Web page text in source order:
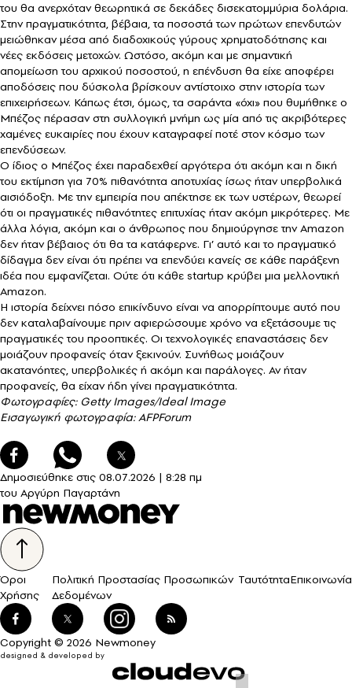
του θα ανερχόταν θεωρητικά σε δεκάδες δισεκατομμύρια δολάρια.
Στην πραγματικότητα, βέβαια, τα ποσοστά των πρώτων επενδυτών
μειώθηκαν μέσα από διαδοχικούς γύρους χρηματοδότησης και
νέες εκδόσεις μετοχών. Ωστόσο, ακόμη και με σημαντική
απομείωση του αρχικού ποσοστού, η επένδυση θα είχε αποφέρει
αποδόσεις που δύσκολα βρίσκουν αντίστοιχο στην ιστορία των
επιχειρήσεων. Κάπως έτσι, όμως, τα σαράντα «όχι» που θυμήθηκε ο
Μπέζος πέρασαν στη συλλογική μνήμη ως μία από τις ακριβότερες
χαμένες ευκαιρίες που έχουν καταγραφεί ποτέ στον κόσμο των
επενδύσεων.
Ο ίδιος ο Μπέζος έχει παραδεχθεί αργότερα ότι ακόμη και η δική
του εκτίμηση για 70% πιθανότητα αποτυχίας ίσως ήταν υπερβολικά
αισιόδοξη. Με την εμπειρία που απέκτησε εκ των υστέρων, θεωρεί
ότι οι πραγματικές πιθανότητες επιτυχίας ήταν ακόμη μικρότερες. Με
άλλα λόγια, ακόμη και ο άνθρωπος που δημιούργησε την Amazon
δεν ήταν βέβαιος ότι θα τα κατάφερνε. Γι’ αυτό και το πραγματικό
δίδαγμα δεν είναι ότι πρέπει να επενδύει κανείς σε κάθε παράξενη
ιδέα που εμφανίζεται. Ούτε ότι κάθε startup κρύβει μια μελλοντική
Amazon.
Η ιστορία δείχνει πόσο επικίνδυνο είναι να απορρίπτουμε αυτό που
δεν καταλαβαίνουμε πριν αφιερώσουμε χρόνο να εξετάσουμε τις
πραγματικές του προοπτικές. Οι τεχνολογικές επαναστάσεις δεν
μοιάζουν προφανείς όταν ξεκινούν. Συνήθως μοιάζουν
ακατανόητες, υπερβολικές ή ακόμη και παράλογες. Αν ήταν
προφανείς, θα είχαν ήδη γίνει πραγματικότητα.
Φωτογραφίες: Getty Images/Ideal Image
Εισαγωγική φωτογραφία: AFPForum
Δημοσιεύθηκε στις 08.07.2026 | 8:28 πμ
του Αργύρη Παγαρτάνη
Όροι
Χρήσης
Πολιτική Προστασίας Προσωπικών
Δεδομένων
ΤαυτότηταΕπικοινωνία
Copyright © 2026 Newmoney
designed & developed by